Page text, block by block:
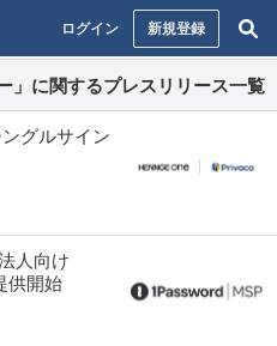
ログイン 新規登録
」に関するプレスリリース一覧
グルサイン
人向け
供開始